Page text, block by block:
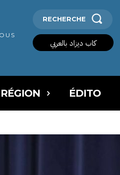
RECHERCHE
كاب ديزاد بالعربي
ÉDITO